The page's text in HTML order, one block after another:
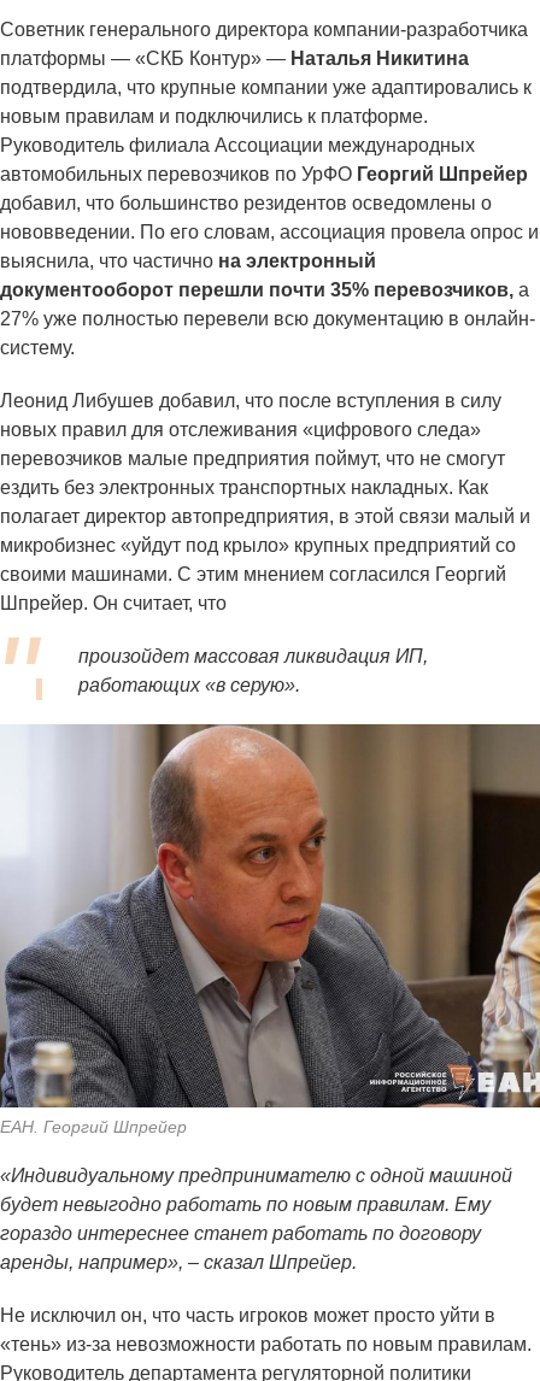
Советник генерального директора компании-разработчика
платформы — «СКБ Контур» — Наталья Никитина
подтвердила, что крупные компании уже адаптировались к
новым правилам и подключились к платформе.
Руководитель филиала Ассоциации международных
автомобильных перевозчиков по УрФО Георгий Шпрейер
добавил, что большинство резидентов осведомлены о
нововведении. По его словам, ассоциация провела опрос и
выяснила, что частично на электронный
документооборот перешли почти 35% перевозчиков, а
27% уже полностью перевели всю документацию в онлайн-
систему.
Леонид Либушев добавил, что после вступления в силу
новых правил для отслеживания «цифрового следа»
перевозчиков малые предприятия поймут, что не смогут
ездить без электронных транспортных накладных. Как
полагает директор автопредприятия, в этой связи малый и
микробизнес «уйдут под крыло» крупных предприятий со
своими машинами. С этим мнением согласился Георгий
Шпрейер. Он считает, что
произойдет массовая ликвидация ИП,
работающих «в серую».
ЕАН. Георгий Шпрейер
«Индивидуальному предпринимателю с одной машиной
будет невыгодно работать по новым правилам. Ему
гораздо интереснее станет работать по договору
аренды, например», – сказал Шпрейер.
Не исключил он, что часть игроков может просто уйти в
«тень» из-за невозможности работать по новым правилам.
Руководитель департамента регуляторной политики